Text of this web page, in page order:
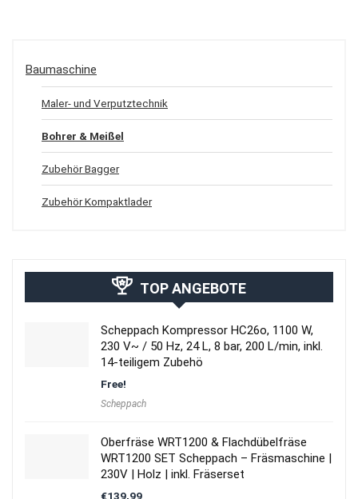
Baumaschine
Maler- und Verputztechnik
Bohrer & Meißel
Zubehör Bagger
Zubehör Kompaktlader
TOP ANGEBOTE
Scheppach Kompressor HC26o, 1100 W,
230 V~ / 50 Hz, 24 L, 8 bar, 200 L/min, inkl.
14-teiligem Zubehö
Free!
Scheppach
Oberfräse WRT1200 & Flachdübelfräse
WRT1200 SET Scheppach – Fräsmaschine |
230V | Holz | inkl. Fräserset
€139,99